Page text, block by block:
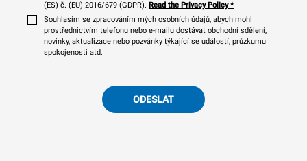
(ES) č. (EU) 2016/679 (GDPR). Read the Privacy Policy*
Souhlasím se zpracováním mých osobních údajů, abych mohl
prostřednictvím telefonu nebo e-mailu dostávat obchodní sdělení,
novinky, aktualizace nebo pozvánky týkající se událostí, průzkumu
spokojenosti atd.
ODESLAT